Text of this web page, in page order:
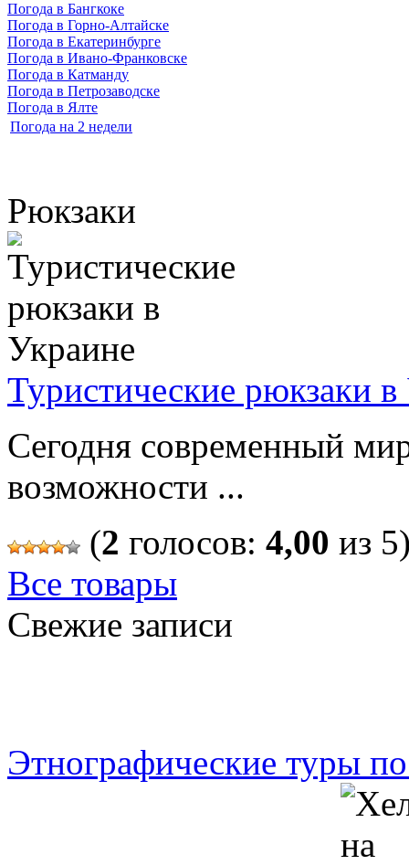
Погода в Бангкоке
Погода в Горно-Алтайске
Погода в Екатеринбурге
Погода в Ивано-Франковске
Погода в Катманду
Погода в Петрозаводске
Погода в Ялте
Погода на 2 недели
Рюкзаки
Туристические рюкзаки
Сегодня современный
возможности ...
(2 голосов: 4,00 из
Все товары
Свежие записи
Этнографические туры